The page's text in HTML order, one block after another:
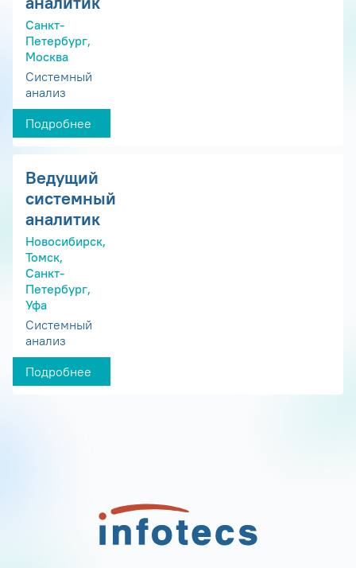
Санкт-
Петербург,
Москва
Системный
анализ
Подробнее
Ведущий
системный
аналитик
Новосибирск,
Томск,
Санкт-
Петербург,
Уфа
Системный
анализ
Подробнее